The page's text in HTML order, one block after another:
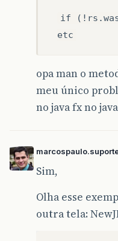
if
etc
opa man o
meu único
no java fx no
Sim,
Olha esse
outra tela: